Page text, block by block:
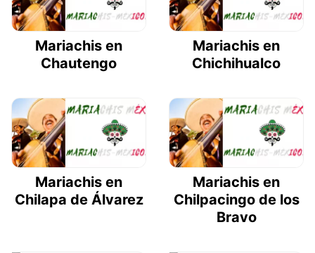
Mariachis en
Chautengo
Mariachis en
Chichihualco
Mariachis en
Chilapa de Álvarez
Mariachis en
Chilpacingo de los
Bravo